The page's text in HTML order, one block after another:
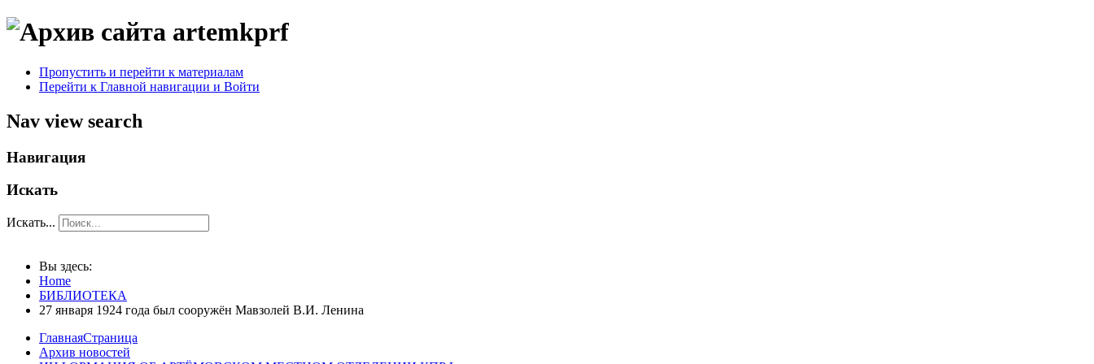
Пропустить и перейти к материалам
Перейти к Главной навигации и Войти
Nav view search
Навигация
Искать
Искать...
Вы здесь:
Home
БИБЛИОТЕКА
27 января 1924 года был сооружён Мавзолей В.И. Ленина
ГлавнаяСтраница
Архив новостей